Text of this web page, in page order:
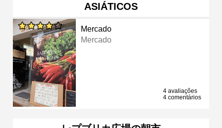
ASIÁTICOS
Mercado
Mercado
4 avaliações
4 comentários